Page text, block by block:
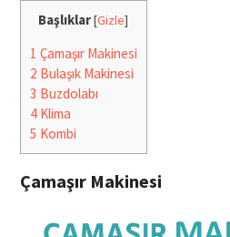
Başlıklar[Gizle]
1 Çamaşır Makinesi
2 Bulaşık Makinesi
3 Buzdolabı
4Klima
5 Kombi
Çamaşır Makinesi